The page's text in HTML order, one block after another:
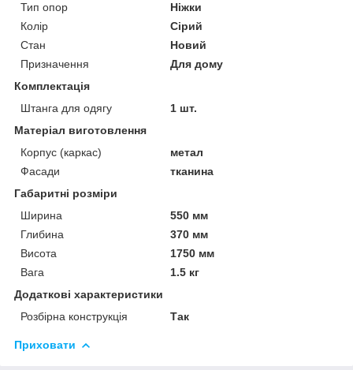
Тип опор
Ніжки
Колір
Сірий
Стан
Новий
Призначення
Для дому
Комплектація
Штанга для одягу
1 шт.
Матеріал виготовлення
Корпус (каркас)
метал
Фасади
тканина
Габаритні розміри
Ширина
550 мм
Глибина
370 мм
Висота
1750 мм
Вага
1.5 кг
Додаткові характеристики
Розбірна конструкція
Так
Приховати